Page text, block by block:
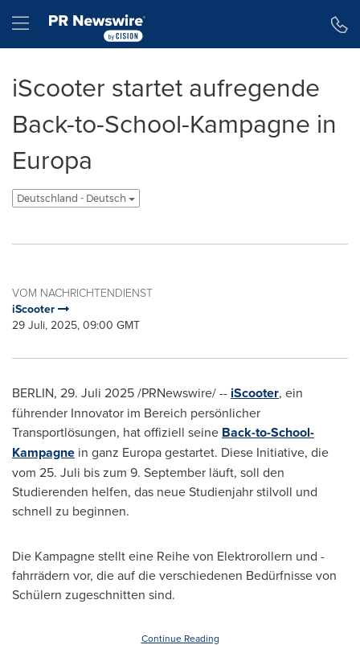
Hamburger menu
iScooter startet aufregende
Back-to-School-Kampagne in
Europa
Deutschland - Deutsch
VOM NACHRICHTENDIENST
iScooter
29 Juli, 2025, 09:00 GMT
BERLIN, 29. Juli 2025/PRNewswire/ -- iScooter, ein
führender Innovator im Bereich persönlicher
Transportlösungen, hat offiziell seine Back-to-School-
Kampagne in ganz Europa gestartet. Diese Initiative, die
vom 25. Juli bis zum 9. September läuft, soll den
Studierenden helfen, das neue Studienjahr stilvoll und
schnell zu beginnen.
Die Kampagne stellt eine Reihe von Elektrorollern und -
fahrrädern vor, die auf die verschiedenen Bedürfnisse von
Schülern zugeschnitten sind.
Continue Reading